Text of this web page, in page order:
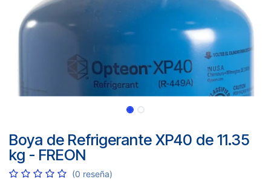
Boya de Refrigerante XP40 de 11.35
kg - FREON
(0 reseña)